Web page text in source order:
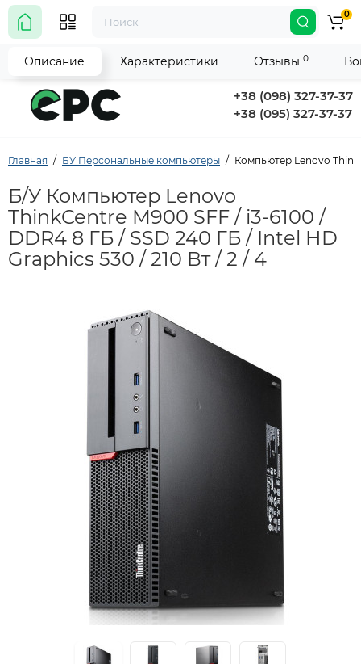
+38 (098) 327-37-37
+38 (095) 327-37-37
0
Главная БУ Персональные компьютеры Компьютер Lenovo
Б/У Компьютер Lenovo
ThinkCentre M900 SFF / i3-6100 /
DDR4 8 ГБ / SSD 240 ГБ / Intel HD
Graphics 530 / 210 Вт / 2 / 4
Описание Характеристики Отзывы 0